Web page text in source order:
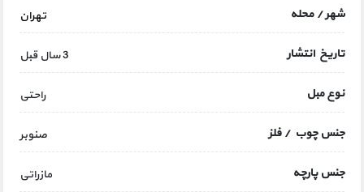
شهر / محله تهران
تاریخ انتشار 3 سال قبل
نوع مبل راحتی
جنس چوب / فلز صنوبر
جنس پارچه مازراتی